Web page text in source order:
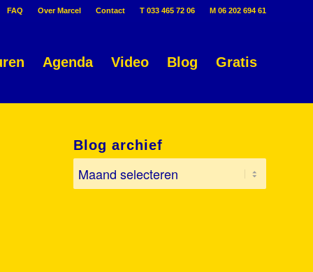
FAQ Over Marcel Contact T 033 465 72 06 M 06 202 694 61
Agenda Video Blog Gratis
Blog archief